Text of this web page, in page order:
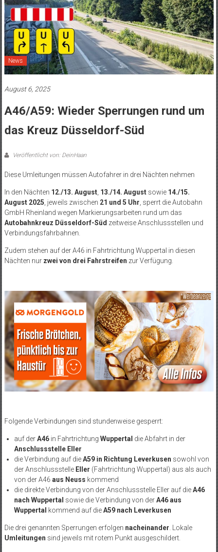
News
August 6, 2025
A46/A59: Wieder Sperrungen rund um
das Kreuz Düsseldorf-Süd
Veröffentlicht von: DeinHaan
Diese Umleitungen müssen Autofahrer in drei Nächten nehmen
In den Nächten 12./13. August, 13./14. Augustsowie 14./15.
August 2025 , jeweils zwischen 21 und 5 Uhr , sperrt die Autobahn
GmbH Rheinland wegen Markierungsarbeiten rund um das
Autobahnkreuz Düsseldorf-Süd zeitweise Anschlussstellen und
Verbindungsfahrbahnen.
Zudem stehen auf der A46 in Fahrtrichtung Wuppertal in diesen
Nächten nur zwei von drei Fahrstreifen zur Verfügung.
Folgende Verbindungen sind stundenweise gesperrt:
auf derA46in Fahrtrichtung Wuppertal die Abfahrt in der
Anschlussstelle Eller
die Verbindung auf dieA59 in Richtung Leverkusen sowohl von
der Anschlussstelle Eller (Fahrtrichtung Wuppertal) aus als auch
von der A46 aus Neuss kommend
die direkte Verbindung von der Anschlussstelle Eller auf dieA46
nach Wuppertal sowie die Verbindung von derA46 aus
Wuppertal kommend auf dieA59 nach Leverkusen
Die drei genannten Sperrungen erfolgen nacheinander. Lokale
Umleitungen sind jeweils mit rotem Punkt ausgeschildert.